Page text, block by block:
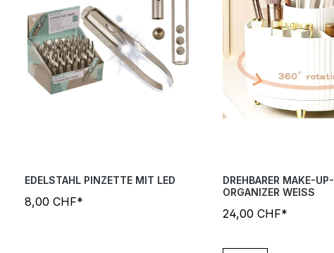
EDELSTAHL PINZETTE MIT LED
8,00 CHF*
DREHBARER MAKE-UP-
ORGANIZER WEISS
24,00 CHF*